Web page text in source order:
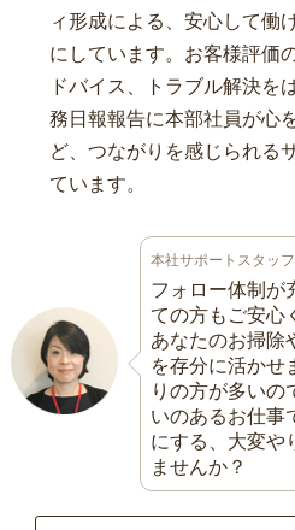
ィ形成による、安心して働
にしています。お客様評価
ドバイス、トラブル解決を
務日報報告に本部社員が心
ど、つながりを感じられる
ています。
本社サポートスタッフ
フォロー体制が
ての方もご安心
あなたのお掃除
を存分に活かせ
りの方が多いの
いのあるお仕事
にする、大変や
ませんか？